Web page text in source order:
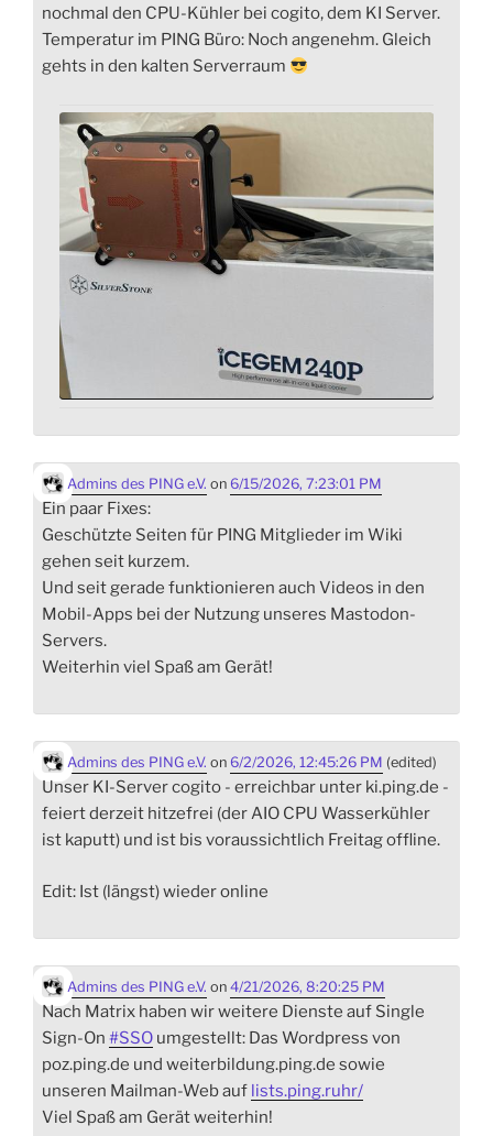
nochmal den CPU-Kühler bei cogito, dem KI Server.
Temperatur im PING Büro: Noch angenehm. Gleich
gehts in den kalten Serverraum
Admins des PING e.V. on 6/15/2026, 7:23:01 PM
Ein paar Fixes:
Geschützte Seiten für PING Mitglieder im Wiki
gehen seit kurzem.
Und seit gerade funktionieren auch Videos in den
Mobil-Apps bei der Nutzung unseres Mastodon-
Servers.
Weiterhin viel Spaß am Gerät!
Admins des PING e.V. on 6/2/2026, 12:45:26 PM (edited)
Unser KI-Server cogito - erreichbar unter ki.ping.de -
feiert derzeit hitzefrei (der AIO CPU Wasserkühler
ist kaputt) und ist bis voraussichtlich Freitag offline.
Edit: Ist (längst) wieder online
Admins des PING e.V. on 4/21/2026, 8:20:25 PM
Nach Matrix haben wir weitere Dienste auf Single
Sign-On #SSO umgestellt: Das Wordpress von
poz.ping.de und weiterbildung.ping.de sowie
unseren Mailman-Web auf lists.ping.ruhr/
Viel Spaß am Gerät weiterhin!